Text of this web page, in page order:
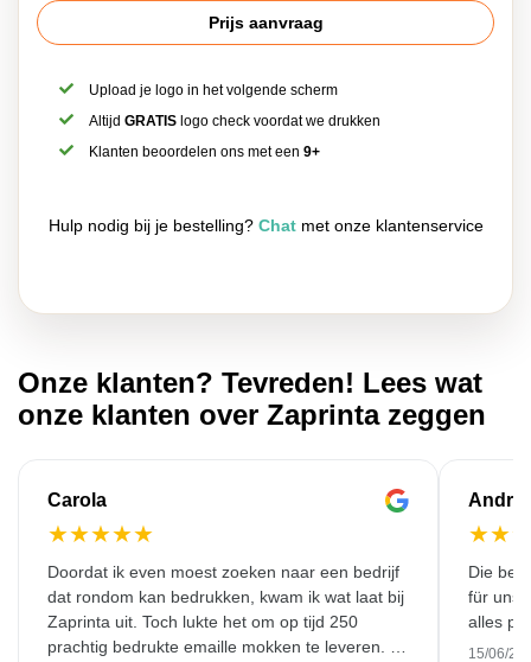
Prijs aanvraag
Upload je logo in het volgende scherm
AltijdGRATIS logo check voordat we drukken
Klanten beoordelen ons met een9+
Hulp nodig bij je bestelling? Chatmet onze klantenservice
Onze klanten? Tevreden! Lees wat
onze klanten over Zaprinta zeggen
Carola
★★★★★
Doordat ik even moest zoeken naar een bedrijf
dat rondom kan bedrukken, kwam ik wat laat bij
Zaprinta uit. Toch lukte het om op tijd 250
prachtig bedrukte emaille mokken te leveren. Ik
★★
Die
für
alles
15/06/